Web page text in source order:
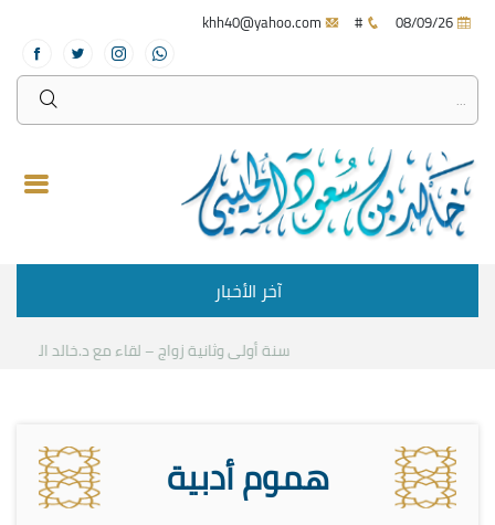
#
آخر الأخبار
سنة أولى وثانية زواج – لقاء مع د.خالد الحليبي
هموم أدبية